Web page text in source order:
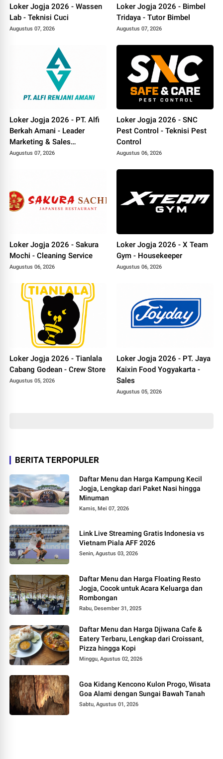
Loker Jogja 2026 - Wassen
Lab - Teknisi Cuci
Augustus 07, 2026
Loker Jogja 2026 - Bimbel
Tridaya - Tutor Bimbel
Augustus 07, 2026
Loker Jogja 2026 - PT. Alfi
Berkah Amani - Leader
Marketing & Sales
Canvasser
Augustus 07, 2026
Loker Jogja 2026 - SNC
Pest Control - Teknisi Pest
Control
Augustus 06, 2026
Loker Jogja 2026 - Sakura
Mochi - Cleaning Service
Augustus 06, 2026
Loker Jogja 2026 - X Team
Gym - Housekeeper
Augustus 06, 2026
Loker Jogja 2026 - Tianlala
Cabang Godean - Crew Store
Augustus 05, 2026
Loker Jogja 2026 - PT. Jaya
Kaixin Food Yogyakarta -
Sales
Augustus 05, 2026
BERITA TERPOPULER
Daftar Menu dan Harga Kampung Kecil
Jogja, Lengkap dari Paket Nasi hingga
Minuman
Kamis, Mei 07, 2026
Link Live Streaming Gratis Indonesia vs
Vietnam Piala AFF 2026
Senin, Agustus 03, 2026
Daftar Menu dan Harga Floating Resto
Jogja, Cocok untuk Acara Keluarga dan
Rombongan
Rabu, Desember 31, 2025
Daftar Menu dan Harga Djiwana Cafe &
Eatery Terbaru, Lengkap dari Croissant,
Pizza hingga Kopi
Minggu, Agustus 02, 2026
Goa Kidang Kencono Kulon Progo, Wisata
Goa Alami dengan Sungai Bawah Tanah
Sabtu, Agustus 01, 2026